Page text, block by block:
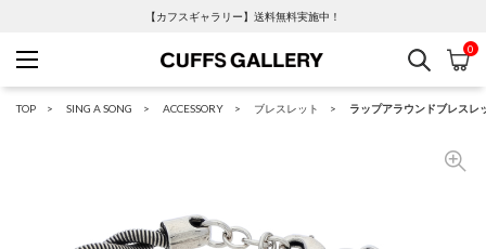
【カフスギャラリー】送料無料実施中！
Cuffs Gallery
検索 カ
0
TOP SING A SONG ACCESSORY ブレスレット ラップアラウンドブレスレ